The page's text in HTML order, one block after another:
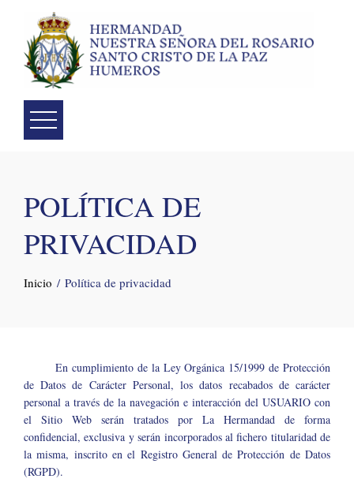
content
POLÍTICA DE
PRIVACIDAD
Inicio Política de privacidad
En cumplimiento de la Ley Orgánica 15/1999 de Protección
de Datos de Carácter Personal, los datos recabados de carácter
personal a través de la navegación e interacción del USUARIO con
el Sitio Web serán tratados por La Hermandad de forma
confidencial, exclusiva y serán incorporados al fichero titularidad de
la misma, inscrito en el Registro General de Protección de Datos
(RGPD).